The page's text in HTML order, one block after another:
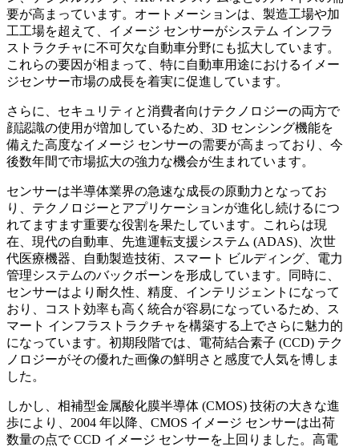
要が高まっています。オートメーションは、製造工場や加
工工場を超えて、イメージ センサーがシステム インフラ
ストラクチャに不可欠な自動車分野にも拡大しています。
これらの要因が相まって、特に自動車用途におけるイメー
ジセンサー市場の成長を着実に促進しています。
さらに、セキュリティと消費者向けテクノロジーの両方で
顔認識の使用が増加しているため、3D センシング機能を
備えた高度なイメージ センサーの需要が高まっており、今
後数年間で市場拡大の強力な機会が生まれています。
センサーは半導体業界の急速な成長の原動力となってお
り、テクノロジーとアプリケーションが進化し続けるにつ
れてますます重要な役割を果たしています。これらは現
在、現代の自動車、先進運転支援システム (ADAS)、次世
代医療機器、自動製造技術、スマート ビルディング、電力
管理システムのバックボーンを形成しています。同時に、
センサーはより耐久性、精度、インテリジェントになって
おり、コスト効率も高く統合が容易になっているため、ス
マート インフラストラクチャを構築する上でさらに魅力的
になっています。初期段階では、電荷結合素子 (CCD) テク
ノロジーがその優れた画像の鮮明さと感度で人気を博しま
した。
しかし、相補型金属酸化膜半導体 (CMOS) 技術の大きな進
歩により、2004 年以降、CMOS イメージ センサーは出荷
数量の点で CCD イメージ センサーを上回りました。高電